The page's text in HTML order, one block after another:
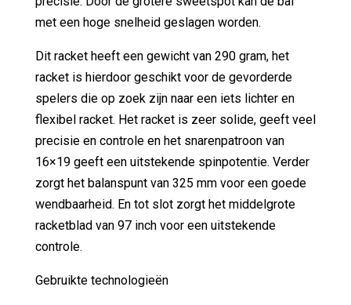
met een hoge snelheid geslagen worden.
Dit racket heeft een gewicht van 290 gram, het
racket is hierdoor geschikt voor de gevorderde
spelers die op zoek zijn naar een iets lichter en
flexibel racket. Het racket is zeer solide, geeft veel
precisie en controle en het snarenpatroon van
16×19 geeft een uitstekende spinpotentie. Verder
zorgt het balanspunt van 325 mm voor een goede
wendbaarheid. En tot slot zorgt het middelgrote
racketblad van 97 inch voor een uitstekende
controle.
Gebruikte technologieën